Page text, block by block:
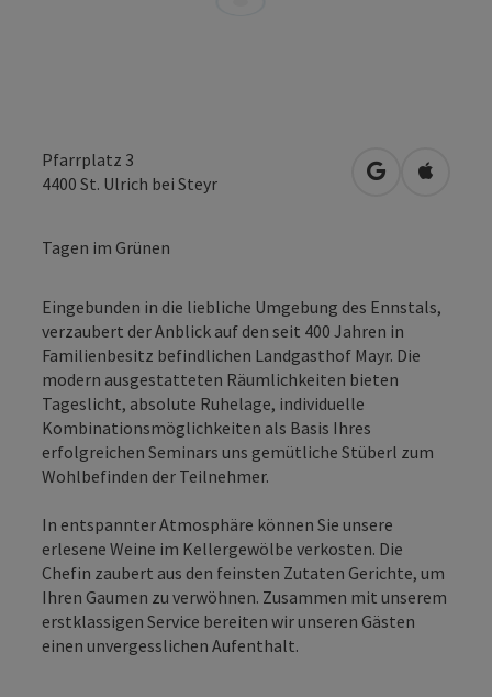
Pfarrplatz 3
4400 St. Ulrich bei Steyr in Google
in
Tagen im Grünen
Eingebunden in die liebliche Umgebung des Ennstals,
verzaubert der Anblick auf den seit 400 Jahren in
Familienbesitz befindlichen Landgasthof Mayr. Die
modern ausgestatteten Räumlichkeiten bieten
Tageslicht, absolute Ruhelage, individuelle
Kombinationsmöglichkeiten als Basis Ihres
erfolgreichen Seminars uns gemütliche Stüberl zum
Wohlbefinden der Teilnehmer.
In entspannter Atmosphäre können Sie unsere
erlesene Weine im Kellergewölbe verkosten. Die
Chefin zaubert aus den feinsten Zutaten Gerichte, um
Ihren Gaumen zu verwöhnen. Zusammen mit unserem
erstklassigen Service bereiten wir unseren Gästen
einen unvergesslichen Aufenthalt.